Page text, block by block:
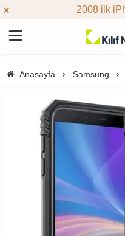
2008 ilk
Anasayfa Samsung